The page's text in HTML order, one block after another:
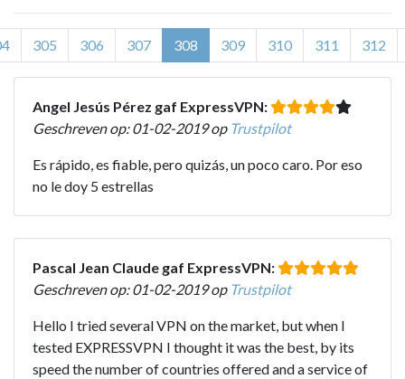
305 306 307 308 309 310 311 312
Angel Jesús Pérez gaf ExpressVPN:
Geschreven op: 01-02-2019 op Trustpilot
Es rápido, es fiable, pero quizás, un poco caro. Por eso
no le doy 5 estrellas
Pascal Jean Claude gaf ExpressVPN:
Geschreven op: 01-02-2019 op Trustpilot
Hello I tried several VPN on the market, but when I
tested EXPRESSVPN I thought it was the best, by its
speed the number of countries offered and a service of